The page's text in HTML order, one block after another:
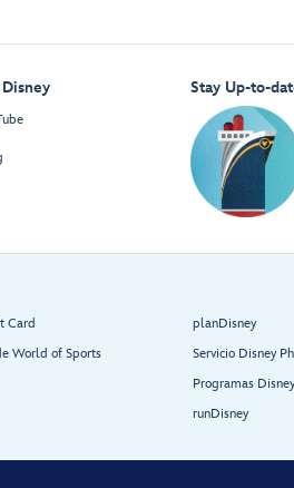
Stay Up-to-
Card
World of Sports
planDisney
Servicio Disney
Programas
runDisney